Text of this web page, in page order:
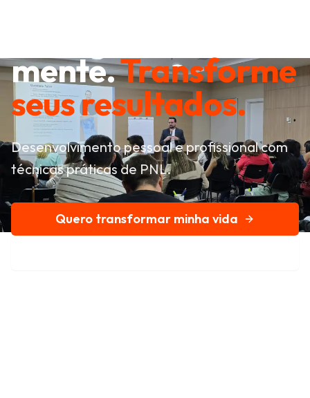
mente.Transforme
seus resultados.
Desenvolvimento pessoal e profissional com
técnicas práticas de PNL.
Quero transformar minha vida